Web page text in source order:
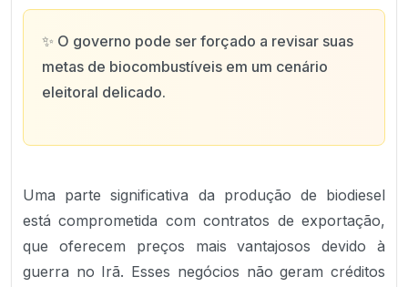
✨ O governo pode ser forçado a revisar suas
metas de biocombustíveis em um cenário
eleitoral delicado.
Uma parte significativa da produção de biodiesel
está comprometida com contratos de exportação,
que oferecem preços mais vantajosos devido à
guerra no Irã. Esses negócios não geram créditos